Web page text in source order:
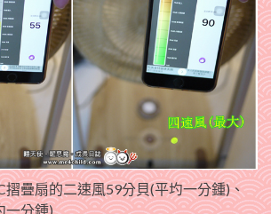
摺疊扇的二速風59分貝(平圴一分鍾)、
一分鍾)